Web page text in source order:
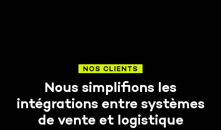
NOS CLIENTS
Nous simplifions les
intégrations entre systèmes
de vente et logistique